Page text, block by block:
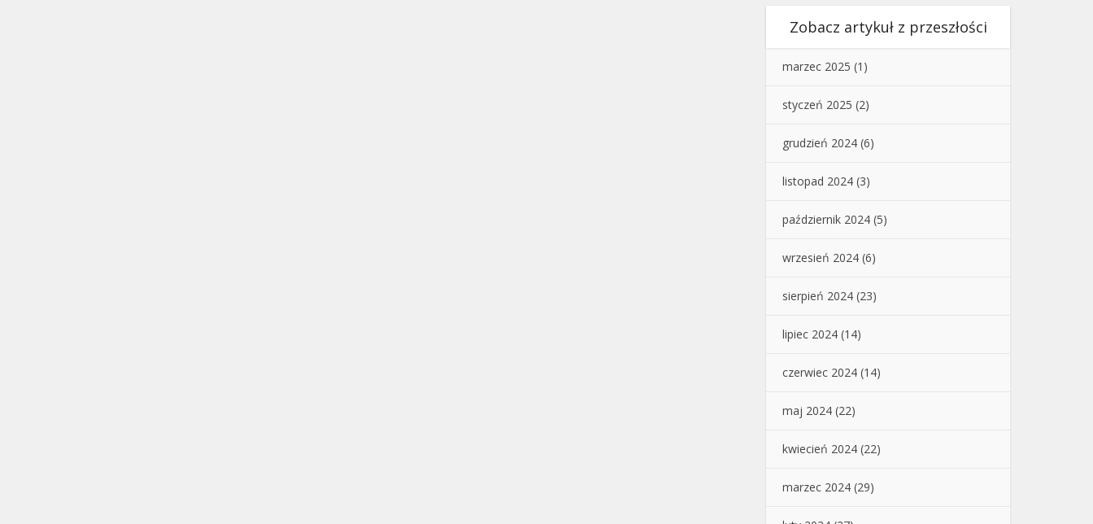
Zobacz artykuł z przeszłości
marzec 2025 (1)
styczeń 2025 (2)
grudzień 2024 (6)
listopad 2024 (3)
październik 2024 (5)
wrzesień 2024 (6)
sierpień 2024 (23)
lipiec 2024 (14)
czerwiec 2024 (14)
maj 2024 (22)
kwiecień 2024 (22)
marzec 2024 (29)